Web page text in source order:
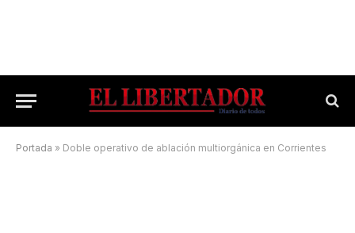
Portada » Doble operativo de ablación multiorgánica en Corrientes